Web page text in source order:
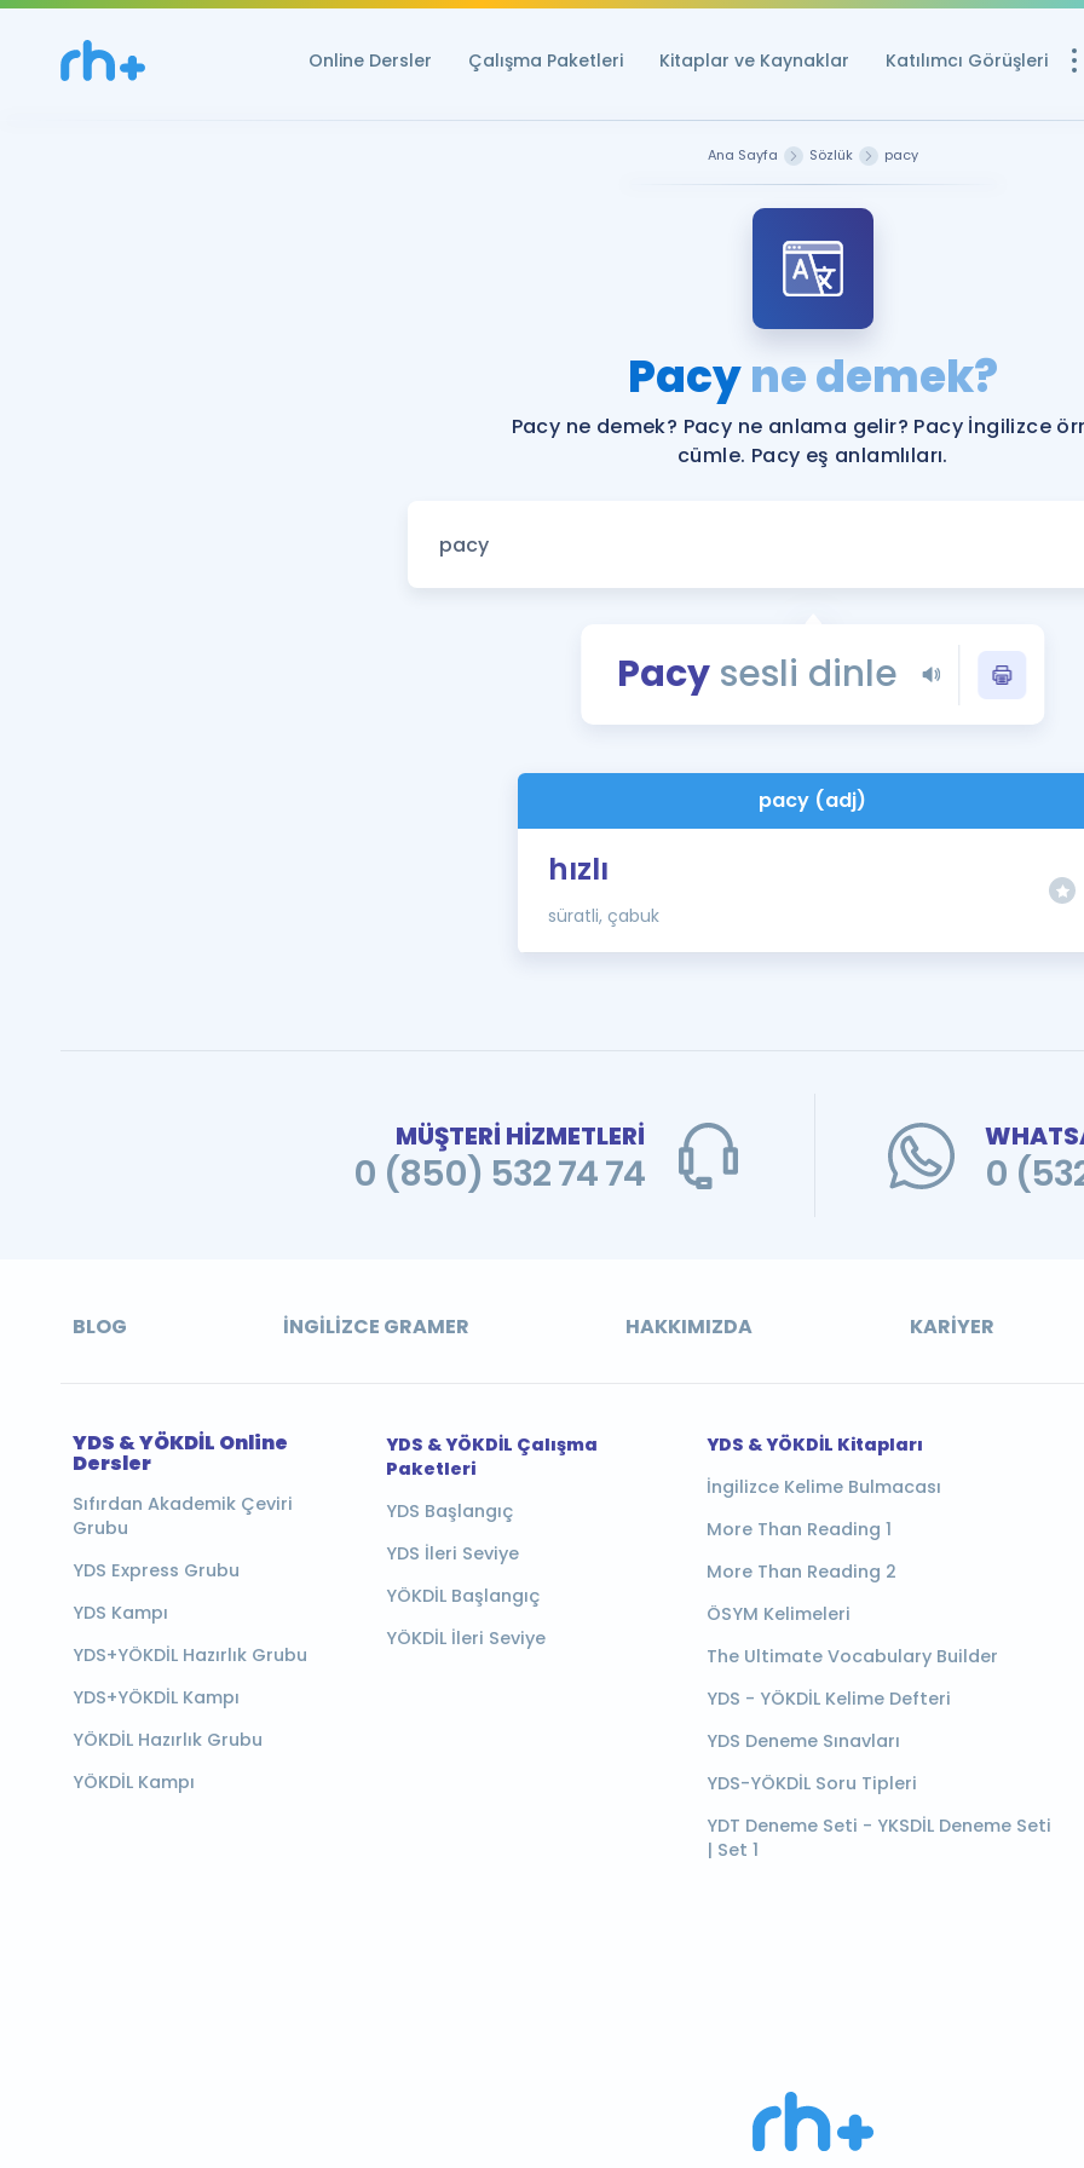
Online Dersler Çalışma Paketleri Kitaplar ve Kaynaklar Katılımcı Görüşleri
YDS ve YÖKDİL
Rehberlik Aracı
YDS ve YÖKDİL'e
Tüm ÖSYM
Blog
YDS - YÖKDİL
İngilizce Gramer
Ana Sayfa Sözlük pacy
Pacyne demek?
Pacy ne demek? Pacy ne anlama gelir? Pacy İngilizce
cümle. Pacy eş anlamlıları.
Pacy sesli dinle
pacy (adj)
hızlı
süratli, çabuk
MÜŞTERİ HİZMETLERİ
0 (850) 532 74 74 0
BLOG İNGILIZCE GRAMER HAKKIMIZDA KARIYER
YDS & YÖKDİL Online
Dersler
Sıfırdan Akademik Çeviri
Grubu
YDS Express Grubu
YDS Kampı
YDS+YÖKDİL Hazırlık Grubu
YDS+YÖKDİL Kampı
YÖKDİL Hazırlık Grubu
YÖKDİL Kampı
YDS & YÖKDİL Çalışma
Paketleri
YDS Başlangıç
YDS İleri Seviye
YÖKDİL Başlangıç
YÖKDİL İleri Seviye
YDS & YÖKDİL Kitapları
İngilizce Kelime Bulmacası
More Than Reading 1
More Than Reading 2
ÖSYM Kelimeleri
The Ultimate Vocabulary Builder
YDS - YÖKDİL Kelime Defteri
YDS Deneme Sınavları
YDS-YÖKDİL Soru Tipleri
YDT Deneme Seti - YKSDİL Deneme Seti
| Set 1